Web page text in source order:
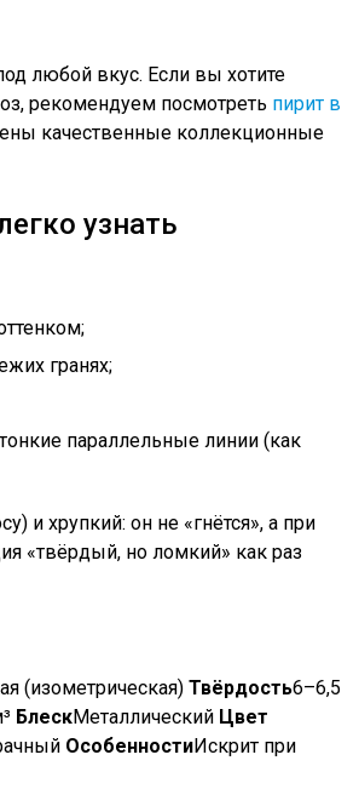
любой вкус. Если вы хотите
рекомендуем посмотреть пирит в
качественные коллекционные
узнать
гранях;
параллельные линии (как
и хрупкий: он не «гнётся», а при
«твёрдый, но ломкий» как раз
(изометрическая) Твёрдость6–6,5
БлескМеталлический Цвет
ОсобенностиИскрит при